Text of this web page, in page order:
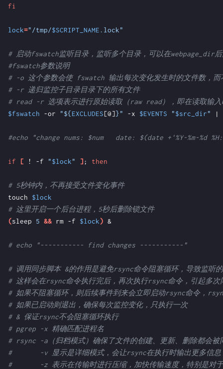
fi
lock="/tmp/$SCRIPT_NAME .lock"
# 启动fswatch监听目录，监听多个目录，可以在webpage_dir
#fswatch参数说明
# -o 这个参数会使 fswatch 输出每次变化发生时的文件数，而
# -r 递归监控子目录目录下的所有文件
# read -r 选项表示进行原始读取（raw read），即在读取输
$fswatch -or "${EXCLUDES[@]}" -x $EVENTS "$src_dir" |
#echo "change nums: $num   date: $(date +'%Y-%m-%d
if [ ! -f "$lock" ]; then
# 5秒钟内，不再接受文件变化事件
touch $lock
# 这里开启一个后台进程，5秒后删除锁文件
(sleep 5 && rm -f $lock) &
# echo "----------- find changes -----------"
# 调用同步脚本 &的作用是避免rsync命令阻塞循环，导致监听
# 这样会在rsync命令执行完后，再次执行rsync命令，引起多次
# 如果不阻塞循环，则后续事件到来会立即启动rsync命令，
# 如果已启动则退出，确保每次监控变化，只执行一次
# & 保证rsync不会阻塞循环执行
# pgrep -x 精确匹配进程名
# rsync -a（归档模式）确保了文件的创建、更新、删除都会被
#       -v 显示是详细模式，会让rsync在执行时输出更多信息
#       -z 表示在传输时进行压缩，加快传输速度，特别是对于